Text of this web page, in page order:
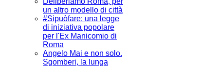
un altro modello di città
#Sipuòfare: una legge
di iniziativa popolare
per l'Ex Manicomio di
Roma
Angelo Mai e non solo.
Sgomberi, la lunga